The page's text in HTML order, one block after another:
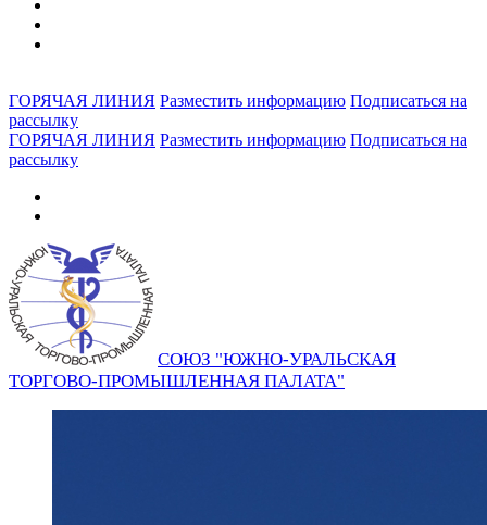
ГОРЯЧАЯ ЛИНИЯ Разместить информацию Подписаться на
рассылку
ГОРЯЧАЯ ЛИНИЯ Разместить информацию Подписаться на
рассылку
СОЮЗ "ЮЖНО-УРАЛЬСКАЯ
ТОРГОВО-ПРОМЫШЛЕННАЯ ПАЛАТА"